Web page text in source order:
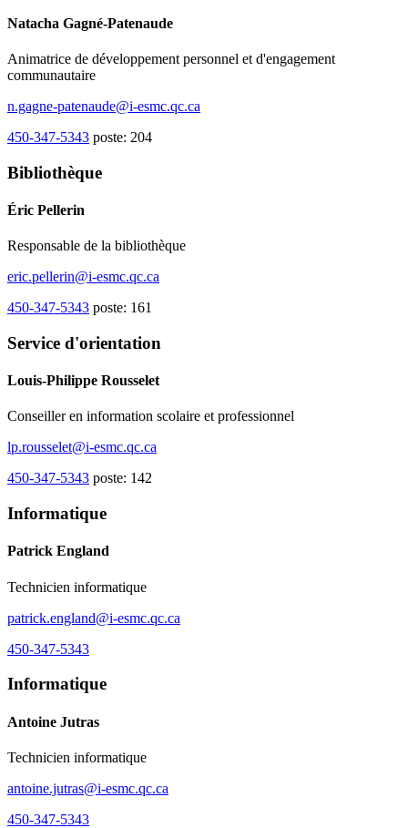
Natacha Gagné-Patenaude
Animatrice de développement personnel et d'engagement
communautaire
n.gagne-patenaude@i-esmc.qc.ca
450-347-5343 poste: 204
Bibliothèque
Éric Pellerin
Responsable de la bibliothèque
eric.pellerin@i-esmc.qc.ca
450-347-5343 poste: 161
Service d'orientation
Louis-Philippe Rousselet
Conseiller en information scolaire et professionnel
lp.rousselet@i-esmc.qc.ca
450-347-5343 poste: 142
Informatique
Patrick England
Technicien informatique
patrick.england@i-esmc.qc.ca
450-347-5343
Informatique
Antoine Jutras
Technicien informatique
antoine.jutras@i-esmc.qc.ca
450-347-5343